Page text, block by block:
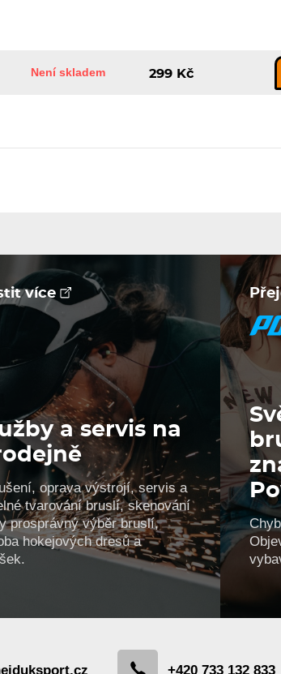
Není skladem 299 Kč
více
a servis na
oprava výstrojí, servis a
tvarování bruslí, skenování
prosprávný výběr bruslí,
hokejových dresů a
+420 733 132 833